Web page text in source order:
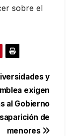
sobre el
y
exigen
al Gobierno
de
menores